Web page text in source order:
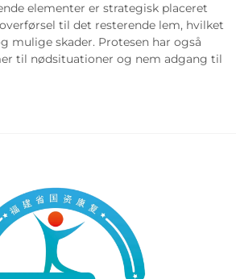
elementer er strategisk placeret
til det resterende lem, hvilket
mulige skader. Protesen har også
til nødsituationer og nem adgang til